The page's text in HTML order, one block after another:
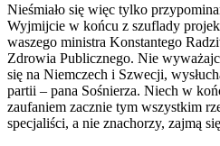
Nieśmiało się więc tylko
Wyjmijcie w końcu z szuflady
waszego ministra Konstantego
Zdrowia Publicznego. Nie
się na Niemczech i Szwecji,
partii – pana Sośnierza. Niech w
zaufaniem zacznie tym wszystkim
specjaliści, a nie znachorzy, zajmą